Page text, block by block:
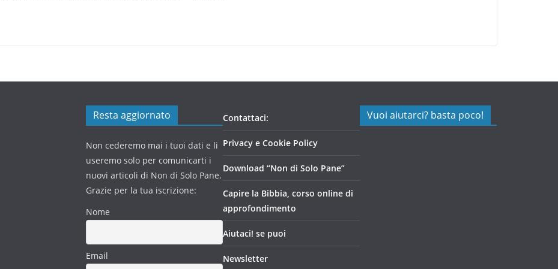
Resta aggiornato
Non cederemo mai i tuoi dati e li
useremo solo per comunicarti i
nuovi articoli di Non di Solo Pane.
Grazie per la tua iscrizione:
Nome
Email
Contattaci:
Privacy e Cookie Policy
Download “Non di Solo Pane”
Capire la Bibbia, corso online di
approfondimento
Aiutaci! se puoi
Newsletter
Vuoi aiutarci? basta poco!